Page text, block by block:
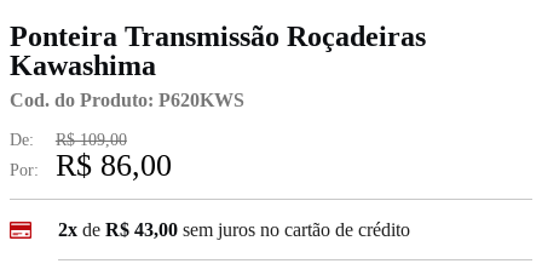
Ponteira Transmissão Roçadeiras
Kawashima
Cod. do Produto: P620KWS
De:
R$ 109,00
Por:
R$ 86,00
2x de R$ 43,00 sem juros no cartão de crédito